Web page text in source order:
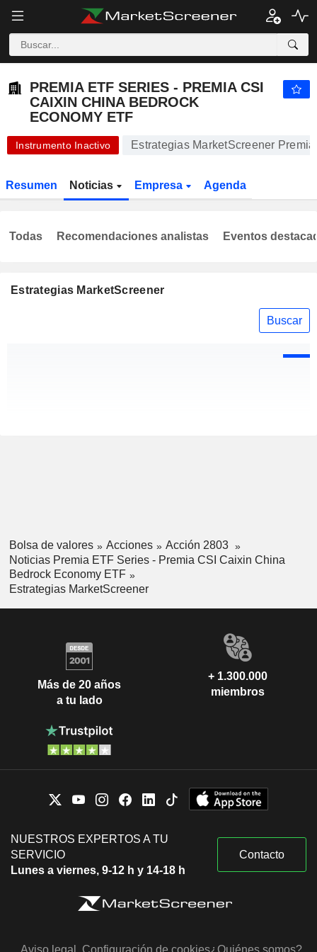
PREMIA ETF SERIES - PREMIA CSI
CAIXIN CHINA BEDROCK
ECONOMY ETF
Instrumento Inactivo Estrategias MarketScreener
Resumen Noticias Empresa Agenda
Estrategias MarketScreener
Buscar
Todas Recomendaciones analistas Eventos
Bolsa de valores Acciones
Acción 2803
Noticias Premia ETF Series - Premia CSI Caixin China
Bedrock Economy ETF
Estrategias MarketScreener
Más de 20 años
a tu lado
+ 1.300.000
miembros
NUESTROS EXPERTOS A TU
SERVICIO
Lunes a viernes, 9-12 h y 14-18 h
Contacto
Aviso legal Configuración de cookies¿Quiénes somos?